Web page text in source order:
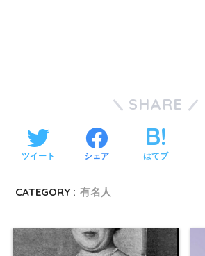
SHARE
ツイート シェア はてブ
CATEGORY : 有名人